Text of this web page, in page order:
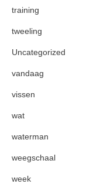
training
tweeling
Uncategorized
vandaag
vissen
wat
waterman
weegschaal
week